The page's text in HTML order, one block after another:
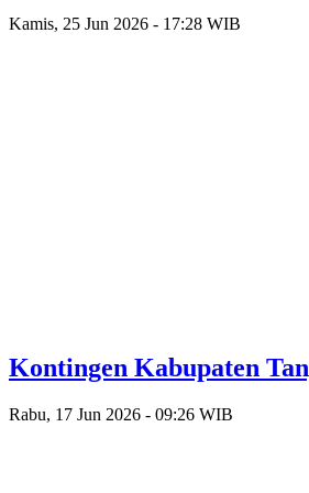
Kamis, 25 Jun 2026 - 17:28 WIB
Kontingen Kabupaten
Rabu, 17 Jun 2026 - 09:26 WIB